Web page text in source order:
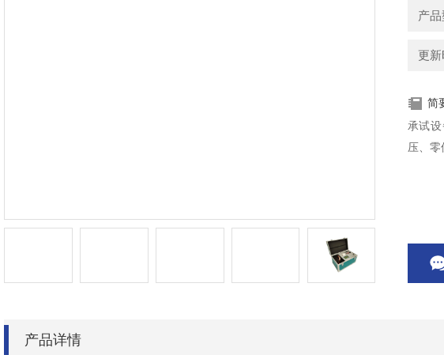
产品
更
简
承试
压、零
产品详情